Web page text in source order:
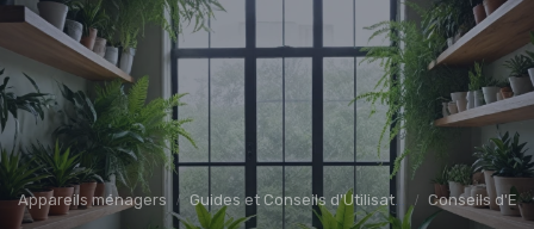
Appareils ménagers Guides et Conseils d'Utilisation Conseils